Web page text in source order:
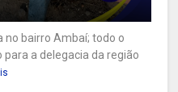
no bairro Ambaí; todo o
a delegacia da região